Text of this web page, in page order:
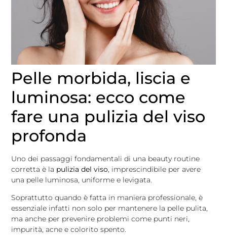
Pelle morbida, liscia e
luminosa: ecco come
fare una pulizia del viso
profonda
Uno dei passaggi fondamentali di una beauty routine
corretta è la pulizia del viso, imprescindibile per avere
una pelle luminosa, uniforme e levigata.
Soprattutto quando è fatta in maniera professionale, è
essenziale infatti non solo per mantenere la pelle pulita,
ma anche per prevenire problemi come punti neri,
impurità, acne e colorito spento.